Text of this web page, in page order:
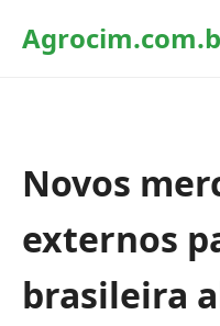
Novos
externos
brasileira